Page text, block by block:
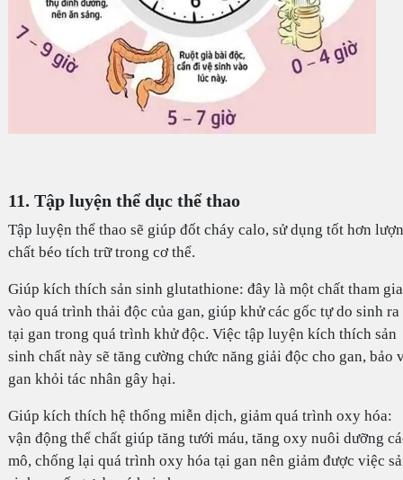
11. Tập luyện thể dục thể thao
Tập luyện thể thao sẽ giúp đốt cháy calo, sử dụng tốt hơn
chất béo tích trữ trong cơ thể.
Giúp kích thích sản sinh glutathione: đây là một chất tham gia
vào quá trình thải độc của gan, giúp khử các gốc tự do sinh ra
tại gan trong quá trình khử độc. Việc tập luyện kích thích sản
sinh chất này sẽ tăng cường chức năng giải độc cho gan, bảo
gan khỏi tác nhân gây hại.
Giúp kích thích hệ thống miễn dịch, giảm quá trình oxy hóa:
vận động thể chất giúp tăng tưới máu, tăng oxy nuôi dưỡng
mô, chống lại quá trình oxy hóa tại gan nên giảm được việc